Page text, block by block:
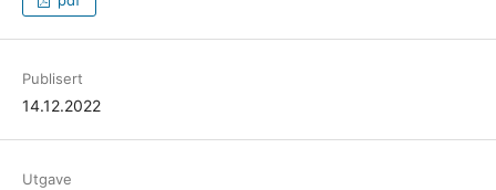
Publisert
14.12.2022
Utgave